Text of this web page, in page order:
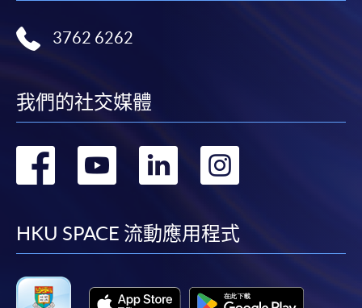
3762 6262
我們的社交媒體
轉
facebook
轉
youtube
轉
linkedin
HKU SPACE 流動應用程式